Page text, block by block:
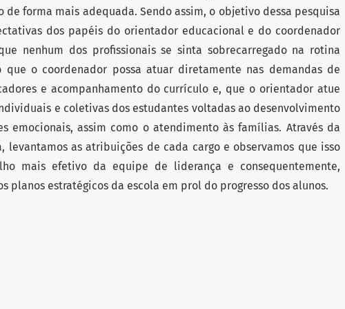
de forma mais adequada. Sendo assim, o objetivo dessa pesquisa
dos papéis do orientador educacional e do coordenador
nenhum dos profissionais se sinta sobrecarregado na rotina
que o coordenador possa atuar diretamente nas demandas de
e acompanhamento do currículo e, que o orientador atue
e coletivas dos estudantes voltadas ao desenvolvimento
emocionais, assim como o atendimento às famílias. Através da
levantamos as atribuições de cada cargo e observamos que isso
mais efetivo da equipe de liderança e consequentemente,
planos estratégicos da escola em prol do progresso dos alunos.